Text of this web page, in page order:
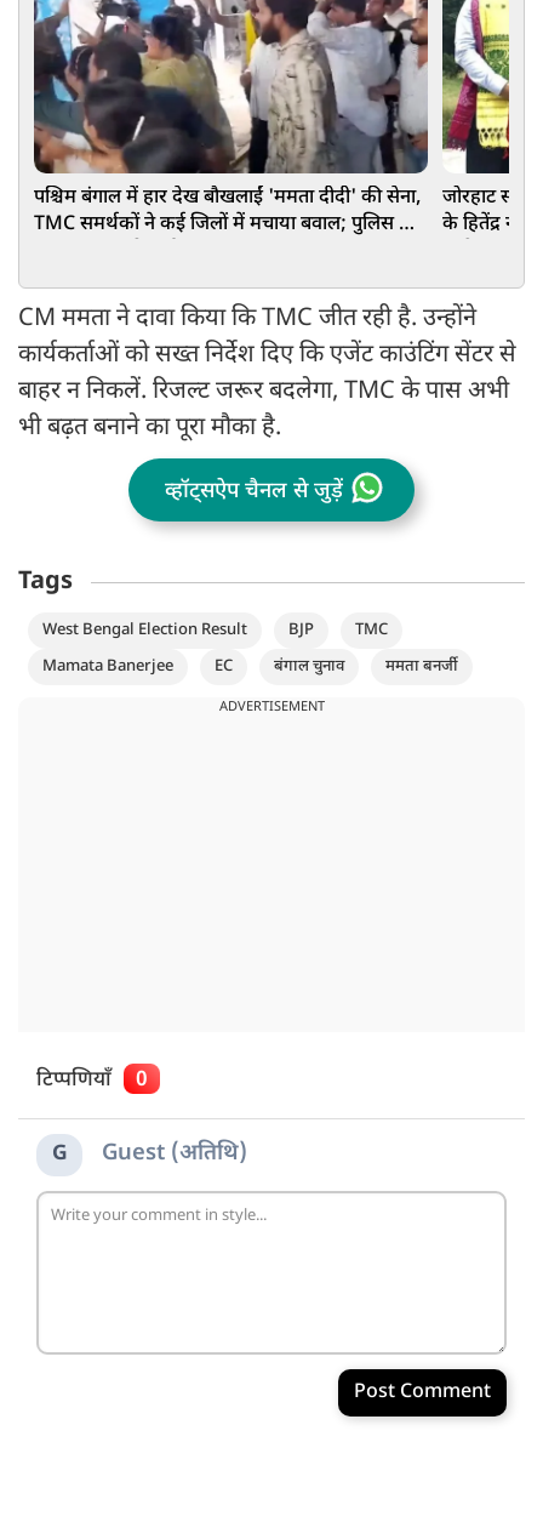
पश्चिम बंगाल में हार देख बौखलाईं 'ममता दीदी' की सेना,
TMC समर्थकों ने कई जिलों में मचाया बवाल; पुलिस को
जोरहाट सीट
के हितेंद्र
CM ममता ने दावा किया कि TMC जीत रही है. उन्होंने
कार्यकर्ताओं को सख्त निर्देश दिए कि एजेंट काउंटिंग सेंटर से
बाहर न निकलें. रिजल्ट जरूर बदलेगा, TMC के पास अभी
भी बढ़त बनाने का पूरा मौका है.
व्हॉट्सऐप चैनल से जुड़ें
Tags
West Bengal Election Result BJP
TMC
Mamata Banerjee
EC बंगाल चुनाव ममता बनर्जी
ADVERTISEMENT
टिप्पणियाँ 0
G Guest (अतिथि)
Post Comment